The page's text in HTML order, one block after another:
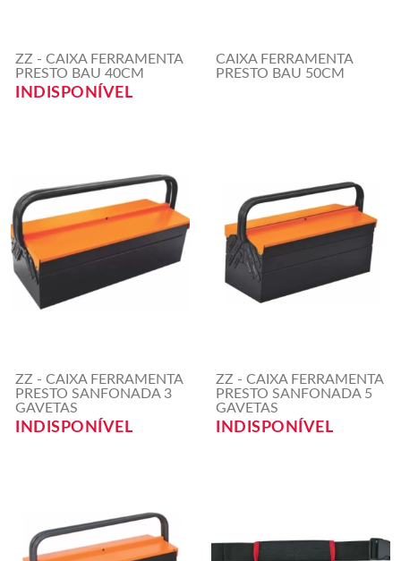
ZZ - CAIXA FERRAMENTA
PRESTO BAU 40CM
INDISPONÍVEL
CAIXA FERRAMENTA
PRESTO BAU 50CM
ZZ - CAIXA FERRAMENTA
PRESTO SANFONADA 3
GAVETAS
INDISPONÍVEL
ZZ - CAIXA FERRAMENTA
PRESTO SANFONADA 5
GAVETAS
INDISPONÍVEL